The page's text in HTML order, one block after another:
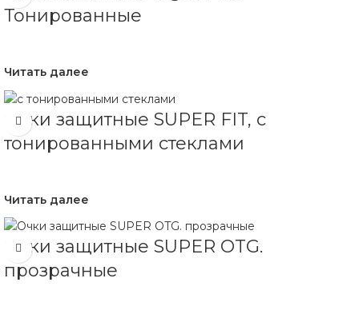
Тонированные
Читать далее
Очки защитные SUPER FIT, с
тонированными стеклами
Читать далее
Очки защитные SUPER OTG.
прозрачные